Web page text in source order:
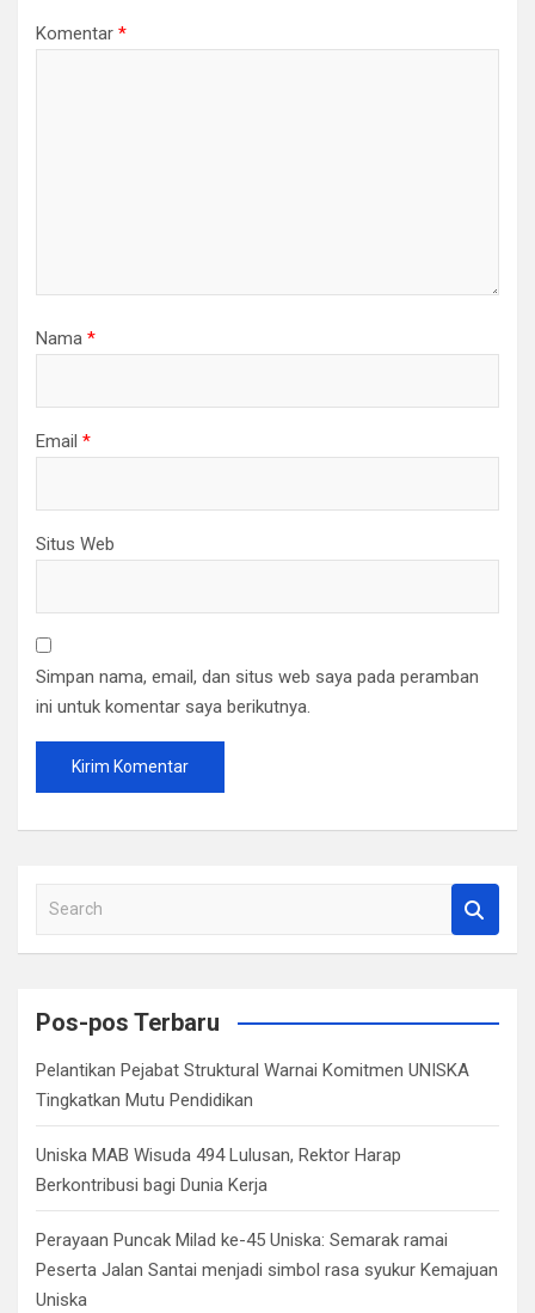
Komentar *
Nama *
Email *
Situs Web
Simpan nama, email, dan situs web saya pada peramban
ini untuk komentar saya berikutnya.
a
c
Pos-pos Terbaru
Pelantikan Pejabat Struktural Warnai Komitmen UNISKA
Tingkatkan Mutu Pendidikan
Uniska MAB Wisuda 494 Lulusan, Rektor Harap
Berkontribusi bagi Dunia Kerja
Perayaan Puncak Milad ke-45 Uniska: Semarak ramai
Peserta Jalan Santai menjadi simbol rasa syukur Kemajuan
Uniska